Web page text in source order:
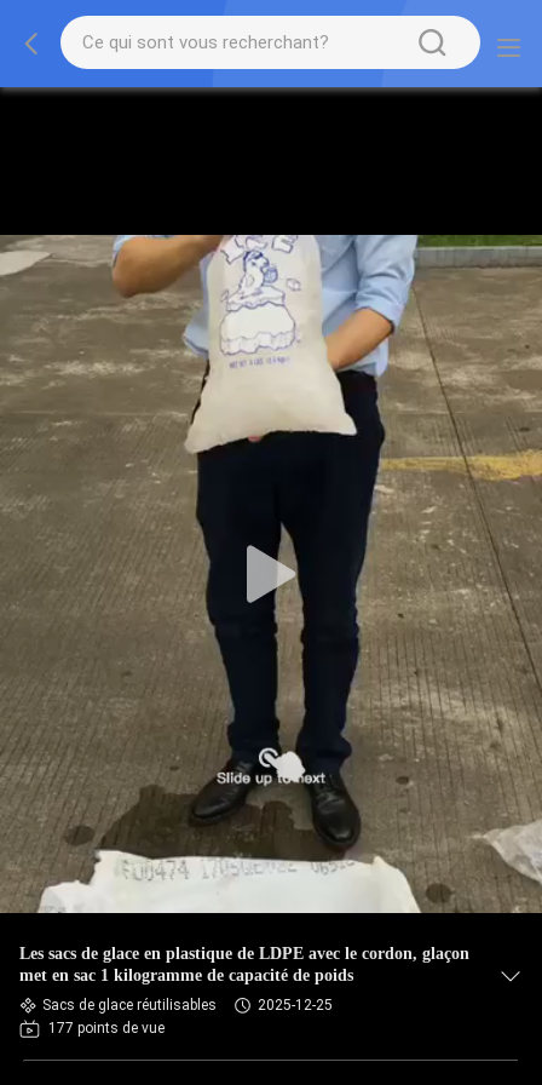
Les sacs de glace en plastique de LDPE avec le cordon, glaçon
met en sac 1 kilogramme de capacité de poids
Sacs de glace réutilisables
2025-12-25
177 points de vue